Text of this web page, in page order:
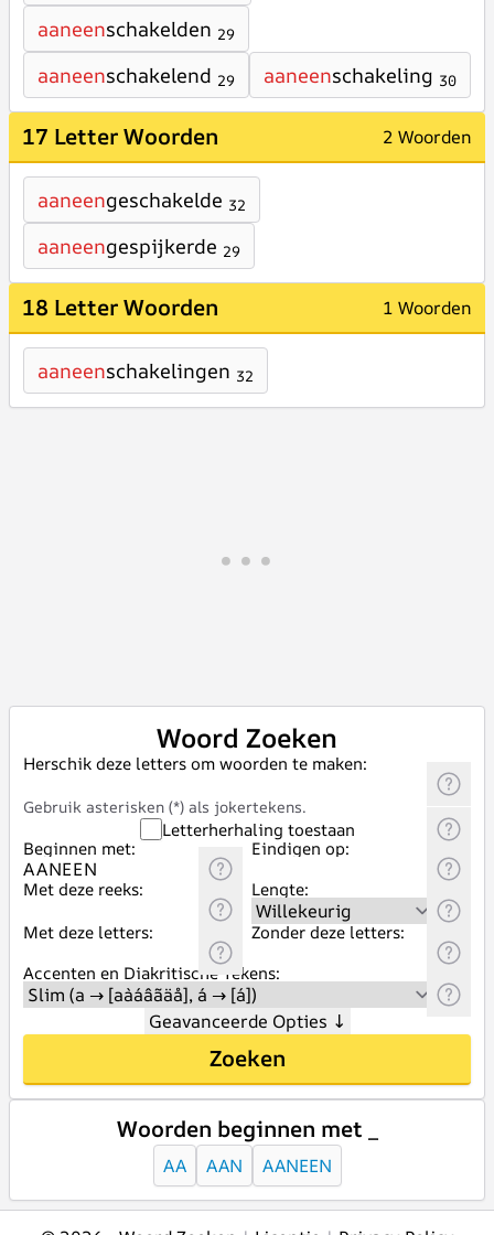
aaneenschakelden 29
aaneenschakelend 29 aaneenschakeling 30
17 Letter Woorden 2 Woorden
aaneengeschakelde 32
aaneengespijkerde 29
18 Letter Woorden 1 Woorden
aaneenschakelingen 32
Woord Zoeken
Herschik deze letters om woorden te maken:
Gebruik asterisken (*) als jokertekens.
Letterherhaling toestaan
Beginnen met:
Eindigen op:
Met deze reeks:
Lengte:
Met deze letters:
Zonder deze letters:
Accenten en Diakritische Tekens:
Geavanceerde Opties ↓
Zoeken
Woorden beginnen met _
AA AAN AANEEN